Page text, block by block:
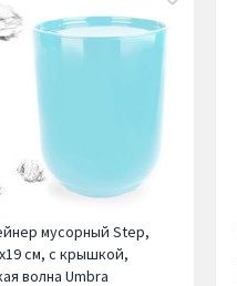
мусорный Step,
см, с крышкой,
волна Umbra